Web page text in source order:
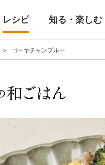
レシピ 知る・楽しむ
ゴーヤチャンプルー